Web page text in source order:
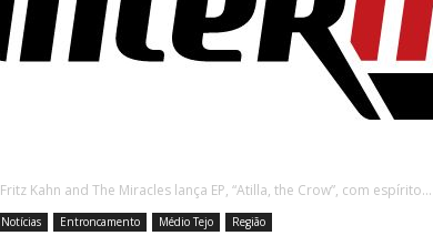
Fritz Kahn and The Miracles lança EP, “Atilla, the Crow”, com espírito...
Notícias Entroncamento Médio Tejo Região